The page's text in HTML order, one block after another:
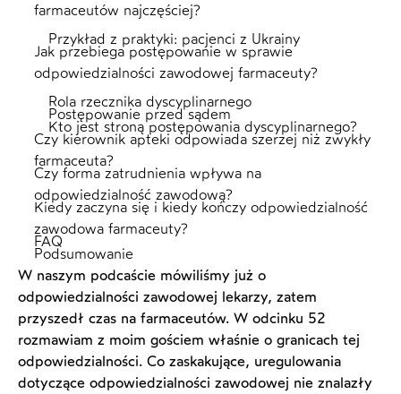
farmaceutów najczęściej?
Przykład z praktyki: pacjenci z Ukrainy
Jak przebiega postępowanie w sprawie
odpowiedzialności zawodowej farmaceuty?
Rola rzecznika dyscyplinarnego
Postępowanie przed sądem
Kto jest stroną postępowania dyscyplinarnego?
Czy kierownik apteki odpowiada szerzej niż zwykły
farmaceuta?
Czy forma zatrudnienia wpływa na
odpowiedzialność zawodową?
Kiedy zaczyna się i kiedy kończy odpowiedzialność
zawodowa farmaceuty?
FAQ
Podsumowanie
W naszym podcaście mówiliśmy już o
odpowiedzialności zawodowej lekarzy, zatem
przyszedł czas na farmaceutów. W odcinku 52
rozmawiam z moim gościem właśnie o granicach tej
odpowiedzialności. Co zaskakujące, uregulowania
dotyczące odpowiedzialności zawodowej nie znalazły